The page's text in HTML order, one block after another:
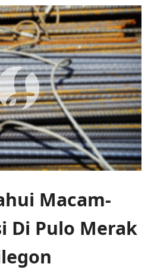
Macam-
Di Pulo Merak